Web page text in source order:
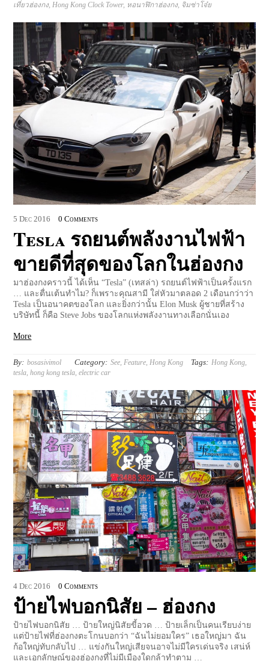
เที่ยวฮ่องกง,Hong Kong Clock Tower, หอนาฬิกาฮ่องกง, จิมซ่าโจ๋ย
5 Dec 2016 0 Comments
Tesla รถยนต์พลังงานไฟฟ้า
ขายดีที่สุดของโลกในฮ่องกง
มาฮ่องกงคราวนี้ ได้เห็น “Tesla” (เทสล่า) รถยนต์ไฟฟ้าเป็นครั้งแรก
… และตื่นเต้นทำไม? ก็เพราะคุณสามี ใส่หัวมาตลอด 2 เดือนกว่าว่า
Tesla เป็นอนาคตของโลก และยิ่งกว่านั้น Elon Musk ผู้ชายที่สร้าง
บริษัทนี้ ก็คือ Steve Jobs ของโลกแห่งพลังงานทางเลือกนั่นเอง
More
By: bosasivimol Category: See Feature Hong Kong Tags: Hong Kong,
tesla ,hong kong tesla ,electric car
4 Dec 2016 0 Comments
ป้ายไฟบอกนิสัย – ฮ่องกง
ป้ายไฟบอกนิสัย … ป้ายใหญ่นิสัยขี้อวด … ป้ายเล็กเป็นคนเรียบง่าย
แต่ป้ายไฟที่ฮ่องกงตะโกนบอกว่า “ฉันไม่ยอมใคร” เธอใหญ่มา ฉัน
ก้อใหญ่ทับกลับไป … แข่งกันใหญ่เสียจนอาจไม่มีใครเด่นจริง เสน่ห์
และเอกลักษณ์ของฮ่องกงที่ไม่มีเมืองใดกล้าทำตาม …